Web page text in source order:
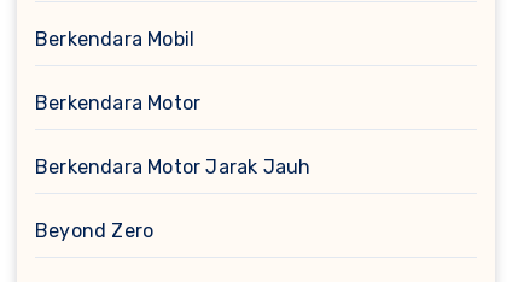
Berkendara Mobil
Berkendara Motor
Berkendara Motor Jarak Jauh
Beyond Zero